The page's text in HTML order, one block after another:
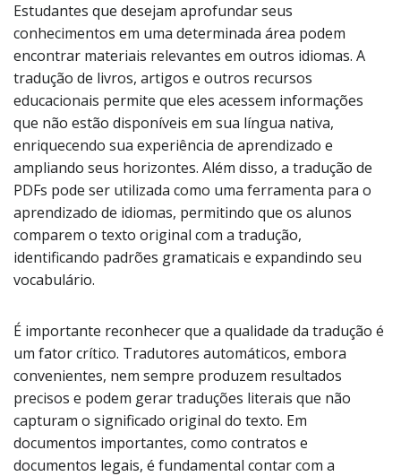
Estudantes que desejam aprofundar seus
conhecimentos em uma determinada área podem
encontrar materiais relevantes em outros idiomas. A
tradução de livros, artigos e outros recursos
educacionais permite que eles acessem informações
que não estão disponíveis em sua língua nativa,
enriquecendo sua experiência de aprendizado e
ampliando seus horizontes. Além disso, a tradução de
PDFs pode ser utilizada como uma ferramenta para o
aprendizado de idiomas, permitindo que os alunos
comparem o texto original com a tradução,
identificando padrões gramaticais e expandindo seu
vocabulário.
É importante reconhecer que a qualidade da tradução é
um fator crítico. Tradutores automáticos, embora
convenientes, nem sempre produzem resultados
precisos e podem gerar traduções literais que não
capturam o significado original do texto. Em
documentos importantes, como contratos e
documentos legais, é fundamental contar com a